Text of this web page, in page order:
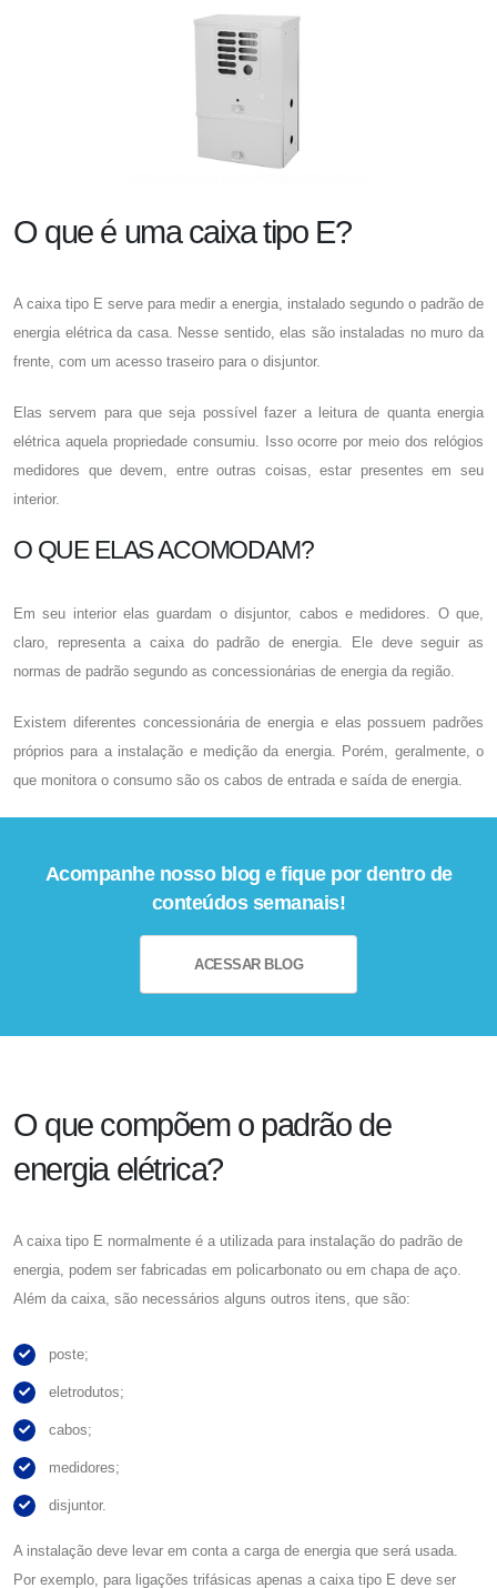
O que é uma caixa tipo E?
A caixa tipo E serve para medir a energia, instalado segundo o padrão de
energia elétrica da casa. Nesse sentido, elas são instaladas no muro da
frente, com um acesso traseiro para o disjuntor.
Elas servem para que seja possível fazer a leitura de quanta energia
elétrica aquela propriedade consumiu. Isso ocorre por meio dos relógios
medidores que devem, entre outras coisas, estar presentes em seu
interior.
O QUE ELAS ACOMODAM?
Em seu interior elas guardam o disjuntor, cabos e medidores. O que,
claro, representa a caixa do padrão de energia. Ele deve seguir as
normas de padrão segundo as concessionárias de energia da região.
Existem diferentes concessionária de energia e elas possuem padrões
próprios para a instalação e medição da energia. Porém, geralmente, o
que monitora o consumo são os cabos de entrada e saída de energia.
Acompanhe nosso blog e fique por dentro de
conteúdos semanais!
ACESSAR BLOG
O que compõem o padrão de
energia elétrica?
A caixa tipo E normalmente é a utilizada para instalação do padrão de
energia, podem ser fabricadas em policarbonato ou em chapa de aço.
Além da caixa, são necessários alguns outros itens, que são:
poste;
eletrodutos;
cabos;
medidores;
disjuntor.
A instalação deve levar em conta a carga de energia que será usada.
Por exemplo, para ligações trifásicas apenas a caixa tipo E deve ser